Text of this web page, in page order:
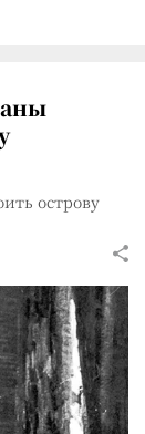
острову